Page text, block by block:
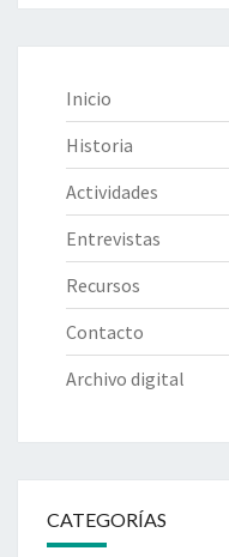
Inicio
Historia
Actividades
Entrevistas
Recursos
Contacto
Archivo digital
CATEGORÍAS